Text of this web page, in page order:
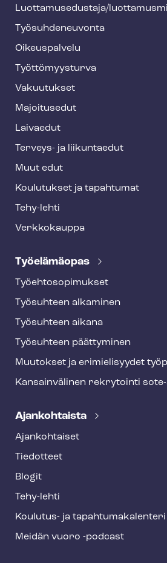
f
o
o
t
e
Luot­ta­muse­dus­ta­ja/
Työ­suh­de­neu­von­ta
Oikeuspalvelu
Työt­tö­myys­tur­va
Vakuutukset
Majoitusedut
Laivaedut
Terveys- ja liikuntaedut
Muut edut
Koulutukset ja tapahtumat
Tehy-lehti
Verkkokauppa
Työelämäopas
Työ­eh­to­so­pi­muk­set
Työsuhteen alkaminen
Työsuhteen aikana
Työsuhteen päättyminen
Muutokset ja erimielisyydet
Kansainvälinen rekrytointi sote-
Ajankohtaista
Ajankohtaiset
Tiedotteet
Blogit
Tehy-lehti
Koulutus- ja ta­pah­tu­ma­ka­len­te­ri
Meidän vuoro -podcast